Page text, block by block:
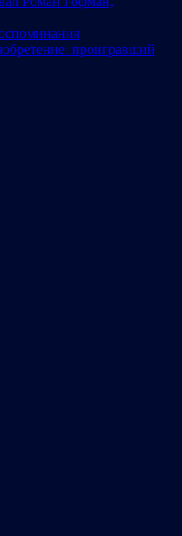
проигравший